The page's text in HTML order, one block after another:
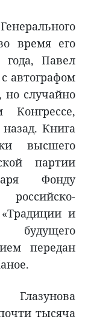
время его
Павел
автографом
случайно
Книга
высшего
партии
Фонду
«Традиции и
будущего
передан
тысяча